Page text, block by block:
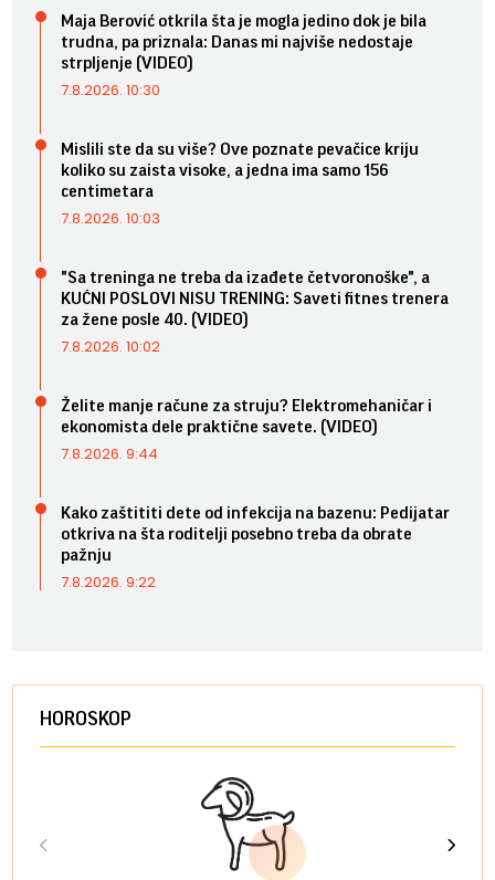
Maja Berović otkrila šta je mogla jedino dok je bila
trudna, pa priznala: Danas mi najviše nedostaje
strpljenje (VIDEO)
7.8.2026. 10:30
Mislili ste da su više? Ove poznate pevačice kriju
koliko su zaista visoke, a jedna ima samo 156
centimetara
7.8.2026. 10:03
"Sa treninga ne treba da izađete četvoronoške", a
KUĆNI POSLOVI NISU TRENING: Saveti fitnes trenera
za žene posle 40. (VIDEO)
7.8.2026. 10:02
Želite manje račune za struju? Elektromehaničar i
ekonomista dele praktične savete. (VIDEO)
7.8.2026. 9:44
Kako zaštititi dete od infekcija na bazenu: Pedijatar
otkriva na šta roditelji posebno treba da obrate
pažnju
7.8.2026. 9:22
HOROSKOP